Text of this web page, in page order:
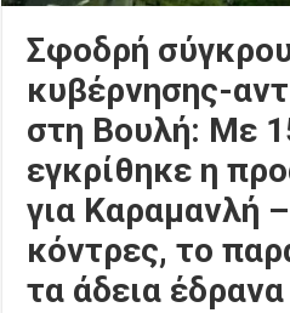
Σφοδρή
κυβέρνησης-
στη Βουλή: Με
εγκρίθηκε η
για Καραμανλή
κόντρες, το
τα άδεια έδρανα